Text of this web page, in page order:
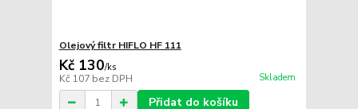
Olejový filtr HIFLO HF 111
Kč 130/ks
Kč 107 bez DPH Skladem
Přidat do košíku